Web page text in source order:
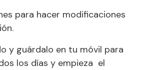
para hacer modificaciones
y guárdalo en tu móvil para
los días y empieza el